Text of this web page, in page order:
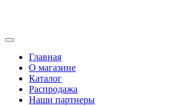
Главная
О магазине
Каталог
Распродажа
Наши партнеры